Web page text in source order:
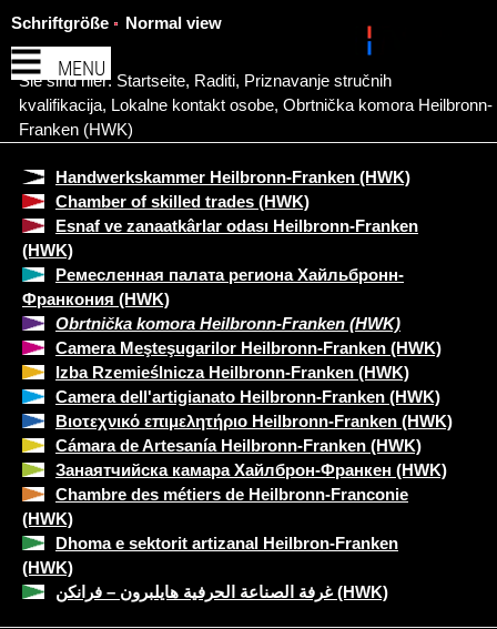
MENU
Schriftgröße Normal view
Sie sind hier: Startseite, Raditi, Priznavanje stručnih
kvalifikacija, Lokalne kontakt osobe, Obrtnička komora Heilbronn-
Franken (HWK)
Handwerkskammer Heilbronn-Franken (HWK)
Chamber of skilled trades (HWK)
Esnaf ve zanaatkârlar odası Heilbronn-Franken
(HWK)
Ремесленная палата региона Хайльбронн-
Франкония (HWK)
Obrtnička komora Heilbronn-Franken (HWK)
Camera Meşteşugarilor Heilbronn-Franken (HWK)
Izba Rzemieślnicza Heilbronn-Franken (HWK)
Camera dell'artigianato Heilbronn-Franken (HWK)
Βιοτεχνικό επιμελητήριο Heilbronn-Franken (HWK)
Cámara de Artesanía Heilbronn-Franken (HWK)
Занаятчийска камара Хайлброн-Франкен (HWK)
Chambre des métiers de Heilbronn-Franconie
(HWK)
Dhoma e sektorit artizanal Heilbron-Franken
(HWK)
غرفة الصناعة الحرفية هايلبرون – فرانكن (HWK)